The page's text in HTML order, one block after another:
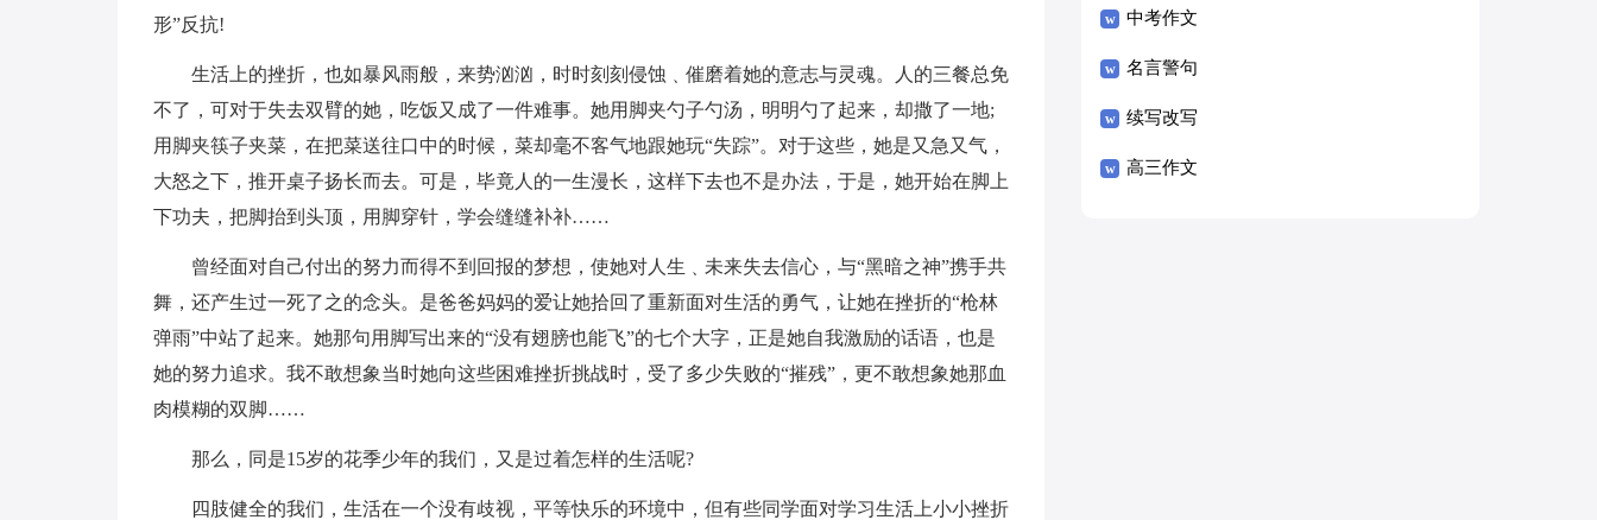
形”反抗!
生活上的挫折，也如暴风雨般，来势汹汹，时时刻刻侵蚀﹑催磨着她的意志与灵魂。人的三餐总免
不了，可对于失去双臂的她，吃饭又成了一件难事。她用脚夹勺子勺汤，明明勺了起来，却撒了一地;
用脚夹筷子夹菜，在把菜送往口中的时候，菜却毫不客气地跟她玩“失踪”。对于这些，她是又急又气，
大怒之下，推开桌子扬长而去。可是，毕竟人的一生漫长，这样下去也不是办法，于是，她开始在脚上
下功夫，把脚抬到头顶，用脚穿针，学会缝缝补补……
曾经面对自己付出的努力而得不到回报的梦想，使她对人生﹑未来失去信心，与“黑暗之神”携手共
舞，还产生过一死了之的念头。是爸爸妈妈的爱让她拾回了重新面对生活的勇气，让她在挫折的“枪林
弹雨”中站了起来。她那句用脚写出来的“没有翅膀也能飞”的七个大字，正是她自我激励的话语，也是
她的努力追求。我不敢想象当时她向这些困难挫折挑战时，受了多少失败的“摧残”，更不敢想象她那血
肉模糊的双脚……
那么，同是15岁的花季少年的我们，又是过着怎样的生活呢?
四肢健全的我们，生活在一个没有歧视，平等快乐的环境中，但有些同学面对学习生活上小小挫折
中考作文
名言警句
续写改写
高三作文